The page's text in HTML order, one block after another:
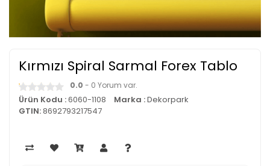
Kırmızı Spiral Sarmal Forex Tablo
0.0 - 0 Yorum var.
Ürün Kodu :6060-1108 Marka :Dekorpark
GTIN:8692793217547